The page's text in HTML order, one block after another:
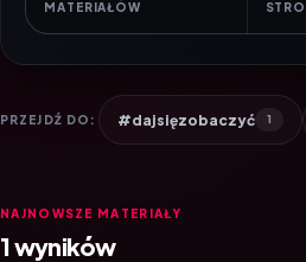
MATERIAŁÓW
PRZEJDŹ DO: #dajsięzobaczyć 1
NAJNOWSZE MATERIAŁY
1 wyników